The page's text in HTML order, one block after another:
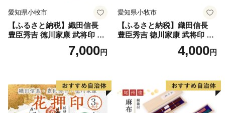
します。
ワンストップ特例申請書は、寄附金受領証明書と共にお
寄附翌年1/10必着でご返送ください。
マイナンバーに関する添付書類に漏れのないようご注意
ください。
愛知県小牧市
【ふるさと納税】織田信長
豊臣秀吉 徳川家康 武将印 花
押印 6枚 セット イラスト 戦
国 武将 小牧山城 墨絵 龍画師
グッズ 愛知県 小牧市 お取り
寄せ 送料無料
7,000円
愛知県小牧市
【ふるさと納税】織田信長
豊臣秀吉 徳川家康 武将印 3
枚 セット イラスト 戦国 武将
小牧山城 墨絵 龍画師 書道ア
愛知県 小牧市 お取り寄せ 送
料無料
4,000円